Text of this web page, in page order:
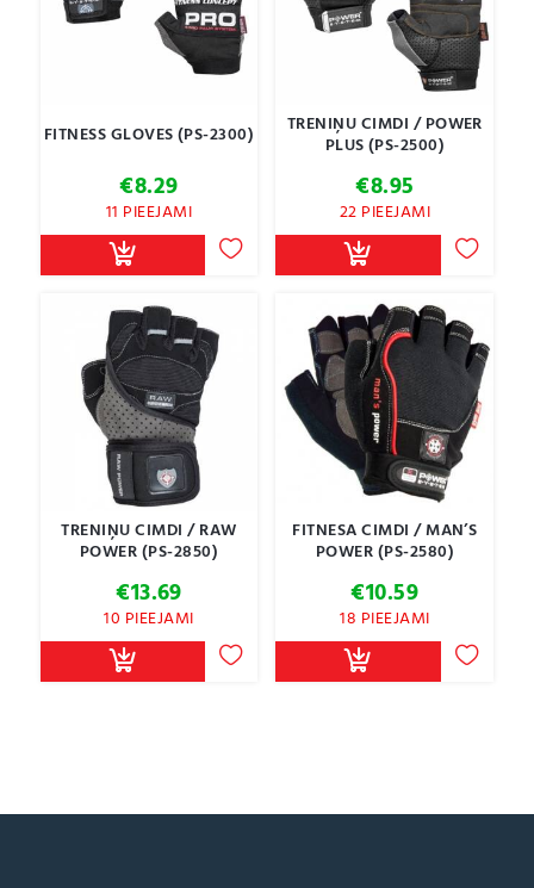
FITNESS GLOVES (PS-2300)
€8.29
11 PIEEJAMI
TRENIŅU CIMDI / POWER
PLUS (PS-2500)
€8.95
22 PIEEJAMI
TRENIŅU CIMDI / RAW
POWER (PS-2850)
€13.69
10 PIEEJAMI
FITNESA CIMDI / MAN’S
POWER (PS-2580)
€10.59
18 PIEEJAMI